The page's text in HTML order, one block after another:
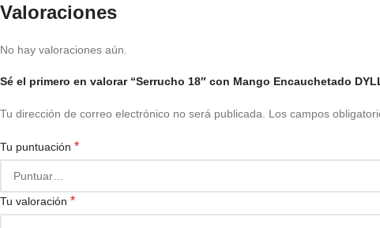
Valoraciones
No hay valoraciones aún.
Sé el primero en valorar “Serrucho 18″ con Mango Encauchetado
Tu dirección de correo electrónico no será publicada. Los campos
Tu puntuación *
Tu valoración *